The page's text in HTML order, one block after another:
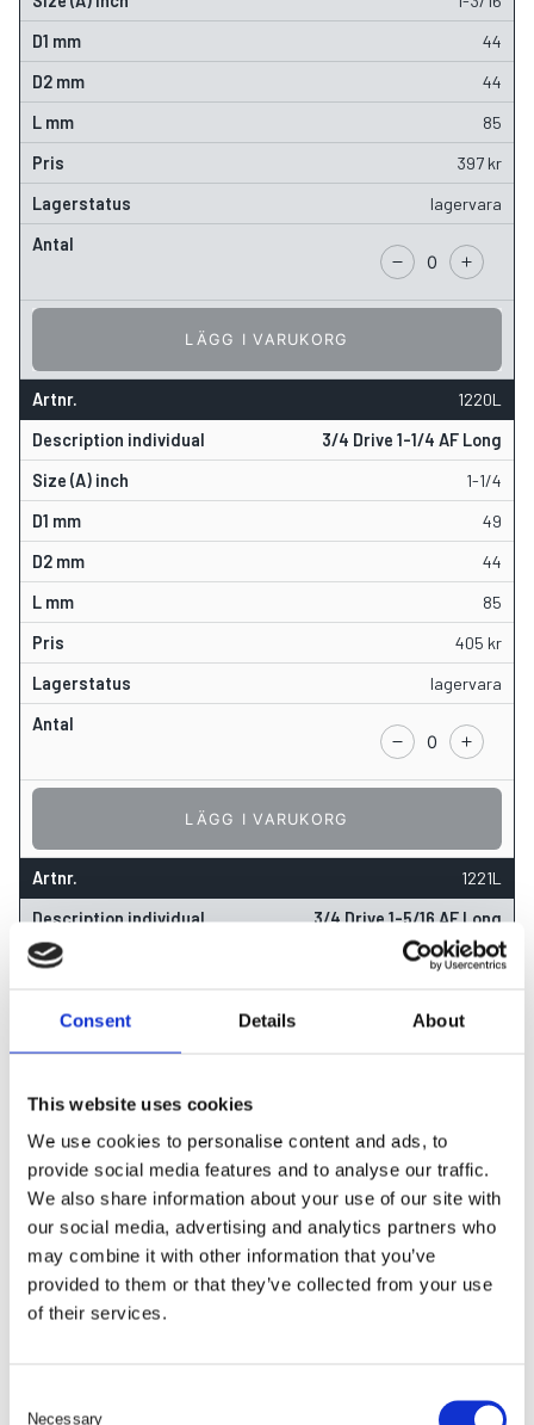
Consent Details About
This website uses cookies
We use cookies to personalise content and ads, to
provide social media features and to analyse our traffic.
We also share information about your use of our site with
our social media, advertising and analytics partners who
may combine it with other information that you’ve
provided to them or that they’ve collected from your use
of their services.
Necessary
44
44
85
397 kr
lagervara
LÄGG I VARUKORG
1220L
3/4 Drive 1-1/4 AF Long
1-1/4
49
44
85
405 kr
lagervara
LÄGG I VARUKORG
1221L
3/4 Drive 1-5/16 AF Long
1-5/16
lagervara
LÄGG I VARUKORG
3/4 Drive 1-3/8 AF Long